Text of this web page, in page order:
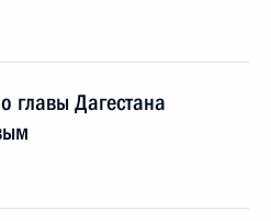
главы Дагестана